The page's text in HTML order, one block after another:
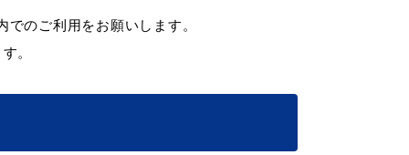
のご利用をお願いします。
。